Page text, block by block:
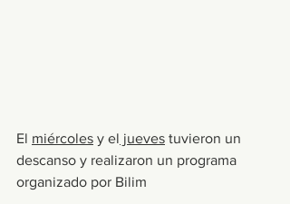
El miércoles y el jueves tuvieron un
descanso y realizaron un programa
organizado por Bilim